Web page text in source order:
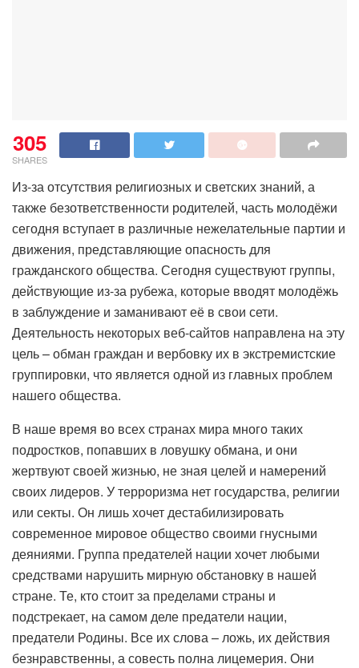
305
SHARES
Из-за отсутствия религиозных и светских знаний, а
также безответственности родителей, часть молодёжи
сегодня вступает в различные нежелательные партии и
движения, представляющие опасность для
гражданского общества. Сегодня существуют группы,
действующие из-за рубежа, которые вводят молодёжь
в заблуждение и заманивают её в свои сети.
Деятельность некоторых веб-сайтов направлена ​​на эту
цель – обман граждан и вербовку их в экстремистские
группировки, что является одной из главных проблем
нашего общества.
В наше время во всех странах мира много таких
подростков, попавших в ловушку обмана, и они
жертвуют своей жизнью, не зная целей и намерений
своих лидеров. У терроризма нет государства, религии
или секты. Он лишь хочет дестабилизировать
современное мировое общество своими гнусными
деяниями. Группа предателей нации хочет любыми
средствами нарушить мирную обстановку в нашей
стране. Те, кто стоит за пределами страны и
подстрекает, на самом деле предатели нации,
предатели Родины. Все их слова – ложь, их действия
безнравственны, а совесть полна лицемерия. Они